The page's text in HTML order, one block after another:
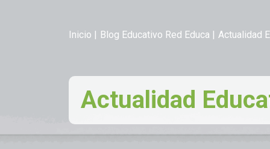
Claves del éxito
Oposiciones de
Inicio Blog Educativo Red Educa Actualidad
Actualidad